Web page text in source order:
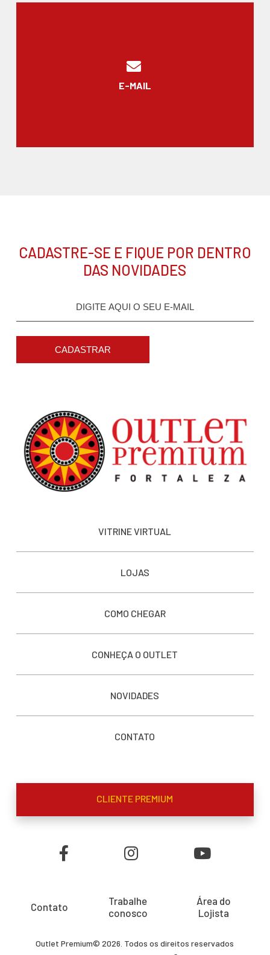
E-MAIL
CADASTRE-SE E FIQUE POR DENTRO
DAS NOVIDADES
CADASTRAR
VITRINE VIRTUAL
LOJAS
COMO CHEGAR
CONHEÇA O OUTLET
NOVIDADES
CONTATO
CLIENTE PREMIUM
Contato
Trabalhe
conosco
Área do
Lojista
Outlet Premium© 2026. Todos os direitos reservados